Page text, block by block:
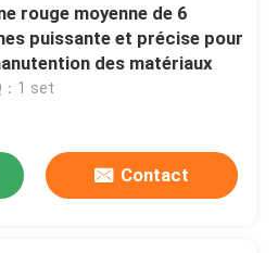
rouge moyenne de 6
puissante et précise pour
des matériaux
：1 set
Contact